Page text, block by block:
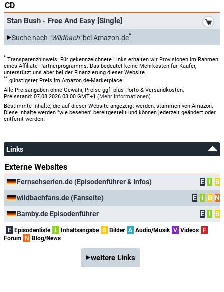
CD
Stan Bush - Free And Easy [Single]
Suche nach "Wildbach"bei Amazon.de*
* Transparenzhinweis: Für gekennzeichnete Links erhalten wir Provisionen im Rahmen
eines Affiliate-Partnerprogramms. Das bedeutet keine Mehrkosten für Käufer,
unterstützt uns aber bei der Finanzierung dieser Website.
** günstigster Preis im Amazon.de-Marketplace
Alle Preisangaben ohne Gewähr, Preise ggf. plus Porto & Versandkosten.
Preisstand: 07.08.2026 03:00 GMT+1 (Mehr Informationen)
Bestimmte Inhalte, die auf dieser Website angezeigt werden, stammen von Amazon.
Diese Inhalte werden "wie besehen" bereitgestellt und können jederzeit geändert oder
entfernt werden.
Links
Externe Websites
Fernsehserien.de (Episodenführer & Infos) E I
B
wildbachfans.de (Fanseite)
E I B N
Bamby.de Episodenführer
E I B
E Episodenliste I Inhaltsangabe B Bilder A Audio/Musik V Videos F
Forum N Blog/News
weitere Links